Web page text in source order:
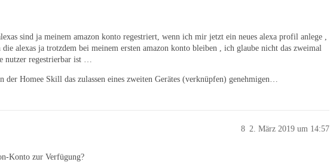
sind ja meinem amazon konto regestriert, wenn ich mir jetzt ein neues alexa profil anlege ,
alexas ja trotzdem bei meinem ersten amazon konto bleiben , ich glaube nicht das zweimal
nutzer regestrierbar ist …
der Homee Skill das zulassen eines zweiten Gerätes (verknüpfen) genehmigen…
2. März 2019 um 14:57
8
Konto zur Verfügung?